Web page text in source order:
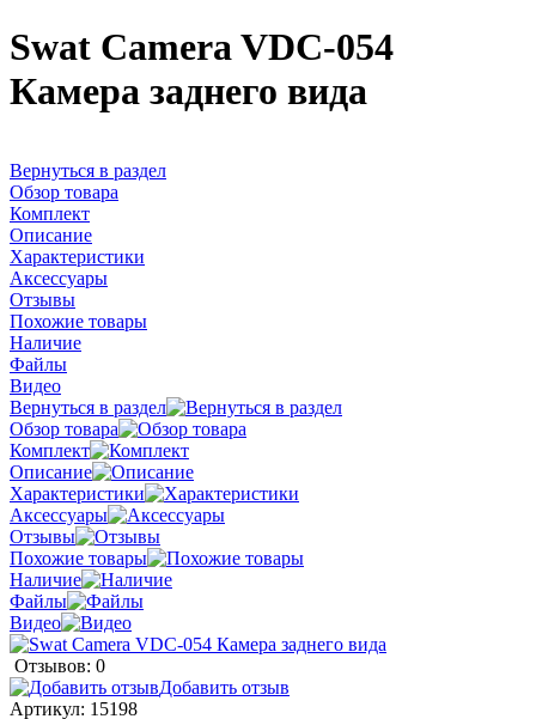
Swat Camera VDC-054
Камера заднего вида
Вернуться в раздел
Обзор товара
Комплект
Описание
Характеристики
Аксессуары
Отзывы
Похожие товары
Наличие
Файлы
Видео
Вернуться в раздел
Обзор товара
Комплект
Описание
Характеристики
Аксессуары
Отзывы
Похожие товары
Наличие
Файлы
Видео
Отзывов: 0
Добавить отзыв
Артикул: 15198